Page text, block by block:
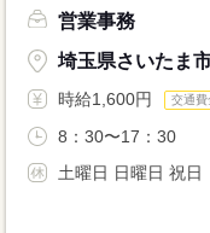
営業事務
埼玉県さいたま
時給1,600円 交通費
8：30〜17：30
土曜日 日曜日 祝日